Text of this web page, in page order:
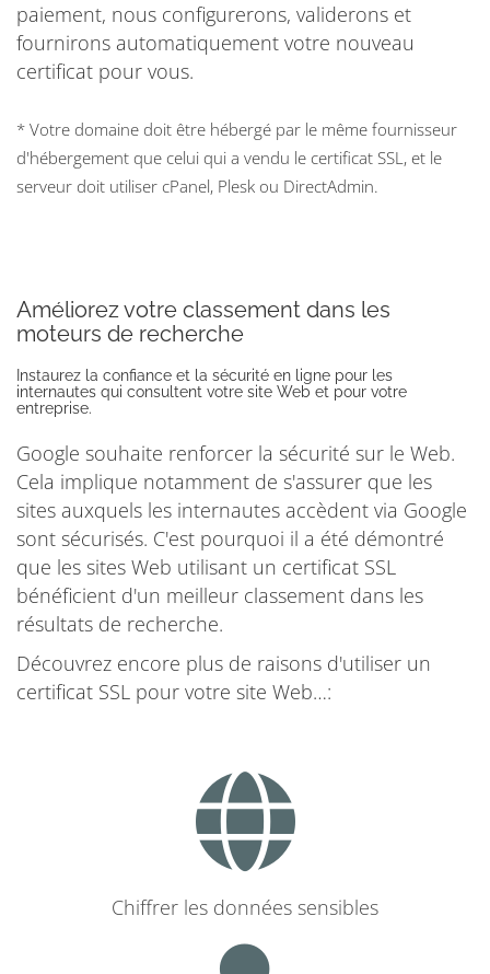
paiement, nous configurerons, validerons et
fournirons automatiquement votre nouveau
certificat pour vous.
* Votre domaine doit être hébergé par le même fournisseur
d'hébergement que celui qui a vendu le certificat SSL, et le
serveur doit utiliser cPanel, Plesk ou DirectAdmin.
Améliorez votre classement dans les
moteurs de recherche
Instaurez la confiance et la sécurité en ligne pour les
internautes qui consultent votre site Web et pour votre
entreprise.
Google souhaite renforcer la sécurité sur le Web.
Cela implique notamment de s'assurer que les
sites auxquels les internautes accèdent via Google
sont sécurisés. C'est pourquoi il a été démontré
que les sites Web utilisant un certificat SSL
bénéficient d'un meilleur classement dans les
résultats de recherche.
Découvrez encore plus de raisons d'utiliser un
certificat SSL pour votre site Web…:
Chiffrer les données sensibles